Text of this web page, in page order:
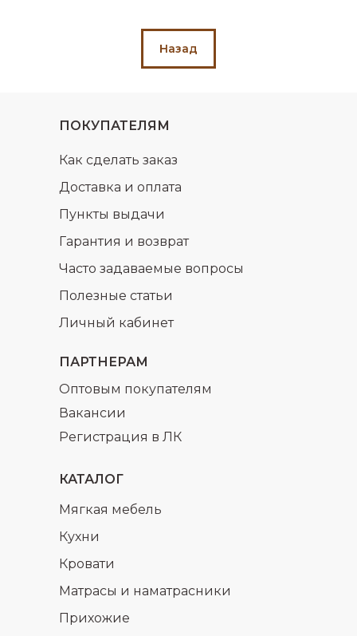
Назад
ПАРТНЕРАМ
Регистрация в ЛК
Оптовым покупателям
Вакансии
КАТАЛОГ
Кухни
Мягкая мебель
Кровати
Матрасы и наматрасники
Прихожие
ПОКУПАТЕЛЯМ
Доставка и оплата
Часто задаваемые вопросы
Гарантия и возврат
Полезные статьи
Пункты выдачи
Как сделать заказ
Личный кабинет